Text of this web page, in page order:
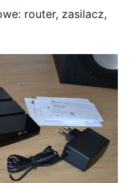
router, zasilacz,